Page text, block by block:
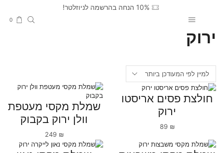
10% הנחה בהרשמה לניוזלטר!
0
ירוק
חולצת פסים אריסטו
ירוק
89 ₪
שמלת מקסי מעטפת
וולן ירוק בקבוק
249 ₪